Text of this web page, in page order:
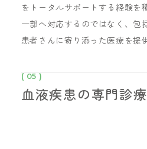
をトータルサポートする経験を
一部へ対応するのではなく、包
患者さんに寄り添った医療を提
( 05 )
血液疾患の専門診療